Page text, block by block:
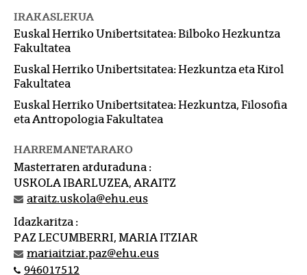
IRAKASLEKUA
Euskal Herriko Unibertsitatea: Bilboko Hezkuntza
Fakultatea
Euskal Herriko Unibertsitatea: Hezkuntza eta Kirol
Fakultatea
Euskal Herriko Unibertsitatea: Hezkuntza, Filosofia
eta Antropologia Fakultatea
HARREMANETARAKO
Masterraren arduraduna :
USKOLA IBARLUZEA, ARAITZ
araitz.uskola@ehu.eus
Idazkaritza :
PAZ LECUMBERRI, MARIA ITZIAR
mariaitziar.paz@ehu.eus
946017512